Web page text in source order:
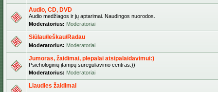
Audio, CD, DVD
Audio medžiagos ir jų aptarimai. Naudingos nuorodos.
Moderatorius: Moderatoriai
Siūlau/Ieškau/Radau
Moderatorius: Moderatoriai
Jumoras, žaidimai, plepalai atsipalaidavimui:)
Psichologinių įtampų sureguliavimo centras:))
Moderatorius: Moderatoriai
Liaudies žaidimai